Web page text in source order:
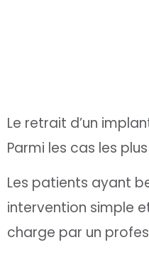
Le retrait d’un
Parmi les cas les
Les patients ayant
intervention simple
charge par un